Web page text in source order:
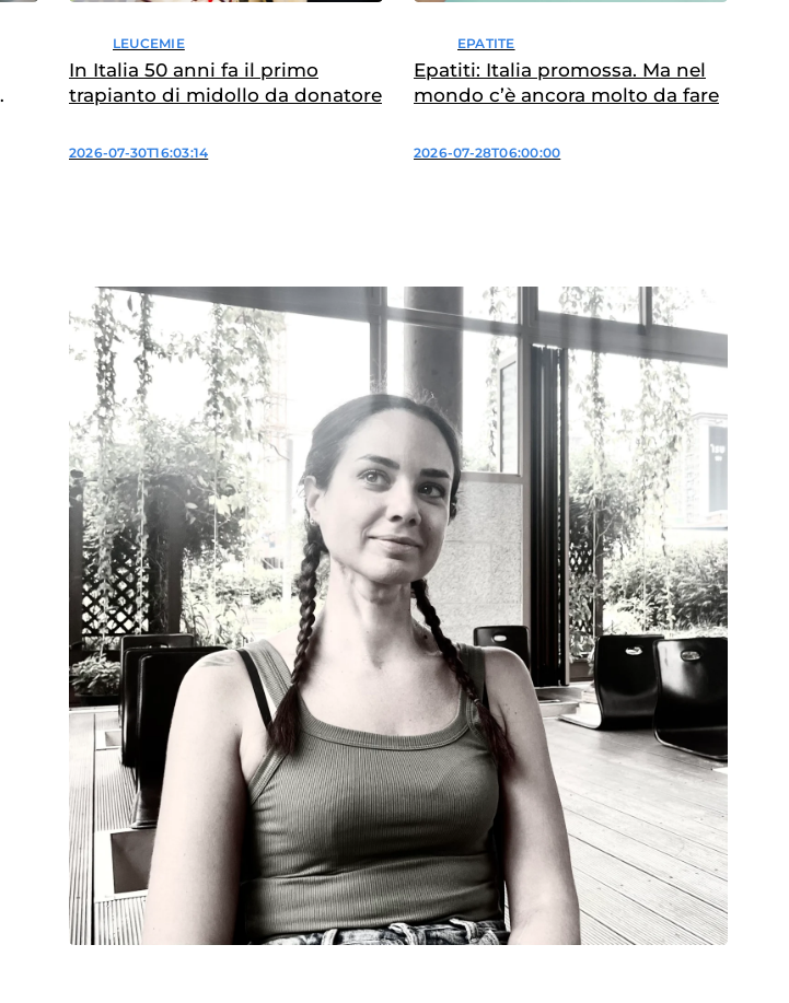
LEUCEMIE
In Italia 50 anni fa il primo
trapianto di midollo da donatore
2026-07-30T16:03:14
EPATITE
Epatiti: Italia promossa. Ma nel
mondo c’è ancora molto da fare
2026-07-28T06:00:00